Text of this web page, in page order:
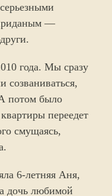
—
года. Мы сразу
созваниваться,
потом было
переедет
смущаясь,
6-летняя Аня,
дочь любимой